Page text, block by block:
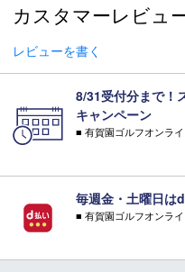
＊取扱商品は、日本正規品
＊商品情報はディーラーカ
＊製造上におきる細かい傷
ん。
＊店頭在庫と共有をして
＊当WEBサイトにてビン
場合、取付工賃は無料です
＊商品に質問などある場
い合わせください。
カスタマーレビュ
レビューを書く
8/31受付分まで
キャンペーン
※相当額として記載してい
注意事項：
・特典をご希望の場合
・特典をご希望されない場
毎週金・土曜日は
■ キャンペーン期間：